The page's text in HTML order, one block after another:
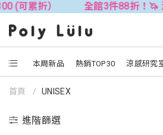
累折） 全館3件88折！🦄 滿
本周新品 熱銷TOP30 涼感研究
首頁 UNISEX
進階篩選